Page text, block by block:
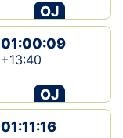
OJ
01:00:09
+13:40
OJ
01:11:16